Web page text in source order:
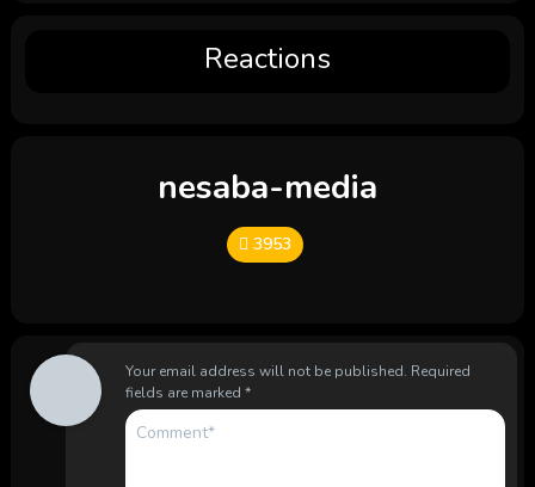
Reactions
nesaba-media
3953
Your email address will not be published. Required
fields are marked *